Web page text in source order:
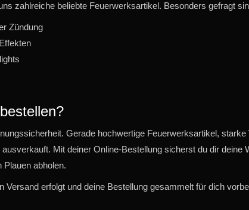
zahlreiche beliebte Feuerwerksartikel. Besonders gefragt
Zündung
Gerade hochwertige Feuerwerksartikel, starke
Mit deiner Online-Bestellung sicherst du dir deine
Plauen abholen.
erfolgt und deine Bestellung gesammelt für dich